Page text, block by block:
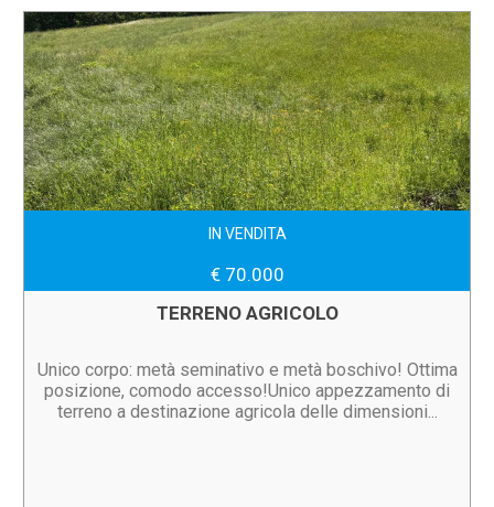
IN VENDITA
€ 70.000
TERRENO AGRICOLO
Unico corpo: metà seminativo e metà boschivo! Ottima
posizione, comodo accesso!Unico appezzamento di
terreno a destinazione agricola delle dimensioni...